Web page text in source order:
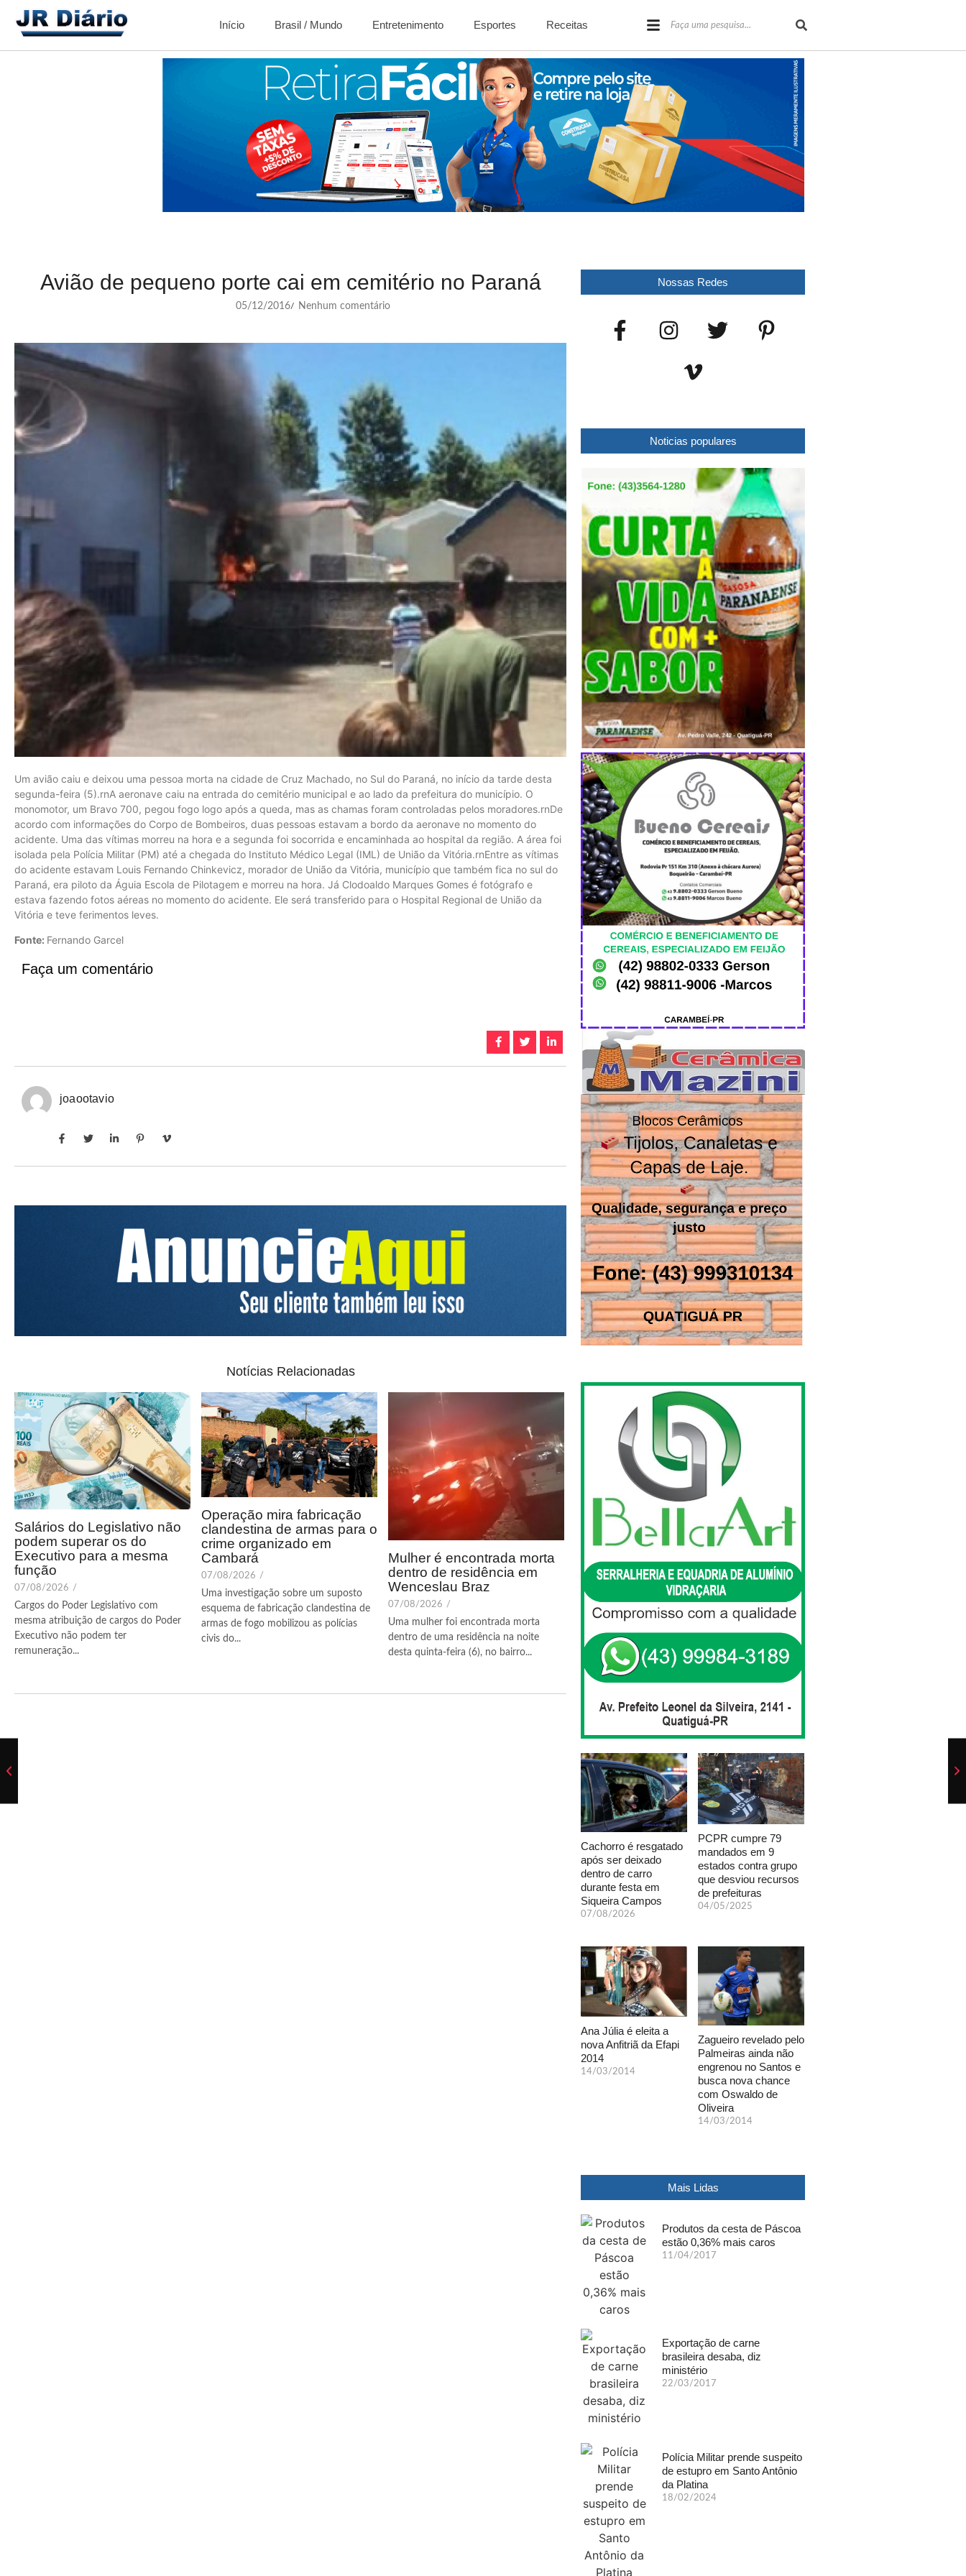
Início Brasil / Mundo Entretenimento Esportes Receitas
Avião de pequeno porte cai em cemitério no Paraná
05/12/2016/ Nenhum comentário
Um avião caiu e deixou uma pessoa morta na cidade de Cruz Machado, no Sul do Paraná, no início da tarde desta
segunda-feira (5).rnA aeronave caiu na entrada do cemitério municipal e ao lado da prefeitura do município. O
monomotor, um Bravo 700, pegou fogo logo após a queda, mas as chamas foram controladas pelos moradores.rnDe
acordo com informações do Corpo de Bombeiros, duas pessoas estavam a bordo da aeronave no momento do
acidente. Uma das vítimas morreu na hora e a segunda foi socorrida e encaminhada ao hospital da região. A área foi
isolada pela Polícia Militar (PM) até a chegada do Instituto Médico Legal (IML) de União da Vitória.rnEntre as vítimas
do acidente estavam Louis Fernando Chinkevicz, morador de União da Vitória, município que também fica no sul do
Paraná, era piloto da Águia Escola de Pilotagem e morreu na hora. Já Clodoaldo Marques Gomes é fotógrafo e
estava fazendo fotos aéreas no momento do acidente. Ele será transferido para o Hospital Regional de União da
Vitória e teve ferimentos leves.
Fonte: Fernando Garcel
Faça um comentário
joaootavio
Notícias Relacionadas
Salários do Legislativo não
podem superar os do
Executivo para a mesma
função
07/08/2026 /
Cargos do Poder Legislativo com
mesma atribuição de cargos do Poder
Executivo não podem ter
remuneração...
Operação mira fabricação
clandestina de armas para o
crime organizado em
Cambará
07/08/2026 /
Uma investigação sobre um suposto
esquema de fabricação clandestina de
armas de fogo mobilizou as polícias
civis do...
Mulher é encontrada morta
dentro de residência em
Wenceslau Braz
07/08/2026 /
Uma mulher foi encontrada morta
dentro de uma residência na noite
desta quinta-feira (6), no bairro...
Nossas Redes
Noticias populares
Cachorro é resgatado
após ser deixado
dentro de carro
durante festa em
Siqueira Campos
07/08/2026
PCPR cumpre 79
mandados em 9
estados contra grupo
que desviou recursos
de prefeituras
04/05/2025
Ana Júlia é eleita a
nova Anfitriã da Efapi
2014
14/03/2014
Zagueiro revelado pelo
Palmeiras ainda não
engrenou no Santos e
busca nova chance
com Oswaldo de
Oliveira
14/03/2014
Mais Lidas
Produtos da cesta de Páscoa
estão 0,36% mais caros
11/04/2017
Exportação de carne
brasileira desaba, diz
ministério
22/03/2017
Polícia Militar prende suspeito
de estupro em Santo Antônio
da Platina
18/02/2024